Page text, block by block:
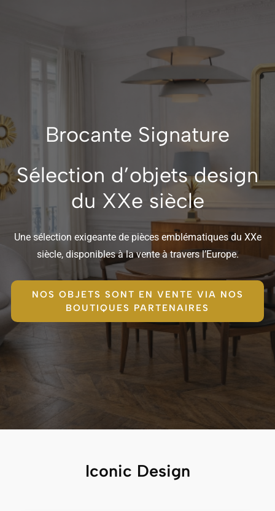
Brocante Signature
Sélection d’objets design
du XXe siècle
Une sélection exigeante de pièces emblématiques du XXe
siècle, disponibles à la vente à travers l’Europe.
NOS OBJETS SONT EN VENTE VIA NOS
BOUTIQUES PARTENAIRES
Iconic Design